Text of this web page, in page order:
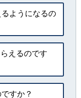
ようになるの
えるのです
すか？